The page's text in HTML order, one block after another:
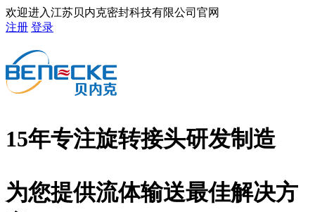
欢迎进入江苏贝内克密封科技有限公司官网
注册 登录
15年专注旋转接头研发制造
为您提供流体输送最佳解决方